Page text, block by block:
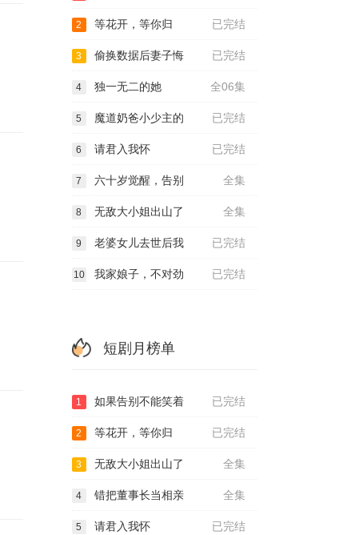
已完结
2 等花开，等你归
已完结
3 偷换数据后妻子悔
全06集
4 独一无二的她
已完结
5 魔道奶爸小少主的
已完结
6 请君入我怀
全集
7 六十岁觉醒，告别
全集
8 无敌大小姐出山了
已完结
9 老婆女儿去世后我
已完结
10 我家娘子，不对劲
短剧月榜单
已完结
1 如果告别不能笑着
已完结
2 等花开，等你归
全集
3 无敌大小姐出山了
全集
4 错把董事长当相亲
已完结
5 请君入我怀